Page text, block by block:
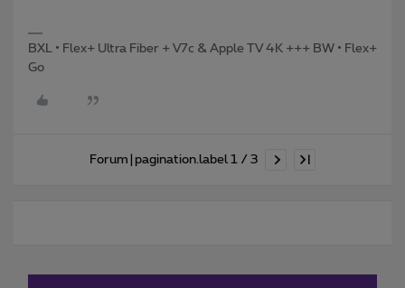
BXL • Flex+ Ultra Fiber + V7c & Apple TV 4K +++ BW • Flex+
Go
Forum|pagination.label 1 / 3